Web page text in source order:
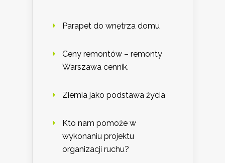
Parapet do wnętrza domu
Ceny remontów – remonty
Warszawa cennik.
Ziemia jako podstawa życia
Kto nam pomoże w
wykonaniu projektu
organizacji ruchu?